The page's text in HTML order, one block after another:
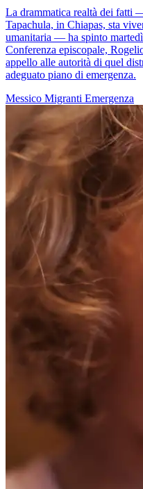
La drammatica realtà dei fatti
Tapachula, in Chiapas, sta
umanitaria — ha spinto
Conferenza episcopale,
appello alle autorità di quel
adeguato piano di emergenza.
Messico Migranti Emergenza